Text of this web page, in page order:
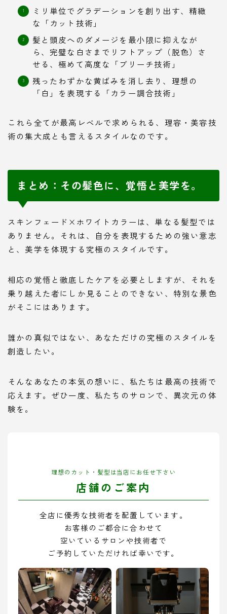
ミリ単位でグラデーションを創り出す、精緻
な「カット技術」
髪と頭皮へのダメージを最小限に抑えなが
ら、完璧な白さまでリフトアップ（脱色）さ
せる、極めて高度な「ブリーチ技術」
残ったわずかな黄ばみを消し去り、理想の
「白」を表現する「カラー調合技術」
これら全てが最高レベルで求められる、理容・美容技
術の集大成とも言えるスタイルなのです。
まとめ：その髪色に、覚悟と美学を。
スキンフェード×ホワイトカラーは、単なる髪型では
ありません。それは、自分を表現するための強い意志
と、美学を体現する究極のスタイルです。
相応の覚悟と徹底したケアを必要としますが、それを
乗り越えた者にしか見ることのできない、特別な景色
がそこにはあります。
誰かの真似ではない、あなただけの究極のスタイルを
創造したい。
そんなあなたの本気の想いに、私たちは最高の技術で
応えます。ぜひ一度、私たちのサロンで、異次元の体
験を。
理想のカット・髪型は当店にお任せ下さい
店舗のご案内
全店に優秀な技術者を配置しています。
お客様のご都合に合わせて
空いているサロンや技術者で
ご予約していただければ幸いです。